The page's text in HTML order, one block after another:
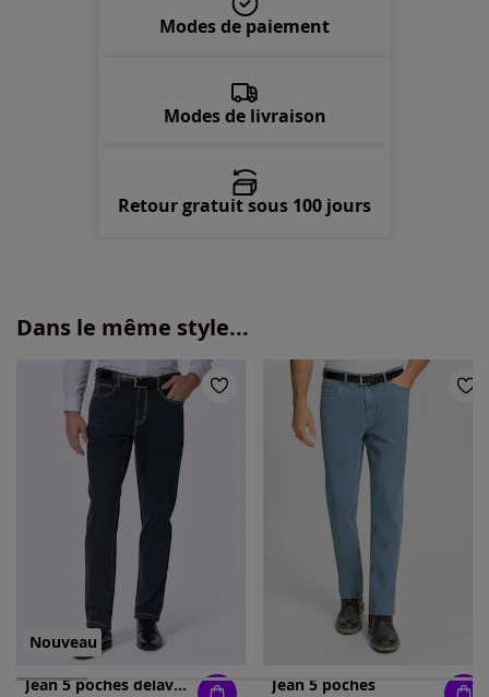
Modes de paiement
Modes de livraison
Retour gratuit sous 100 jours
Dans le même style...
Nouveau
Jean 5 poches délavage spécial pour un coloris tendance
Jean 5 poches